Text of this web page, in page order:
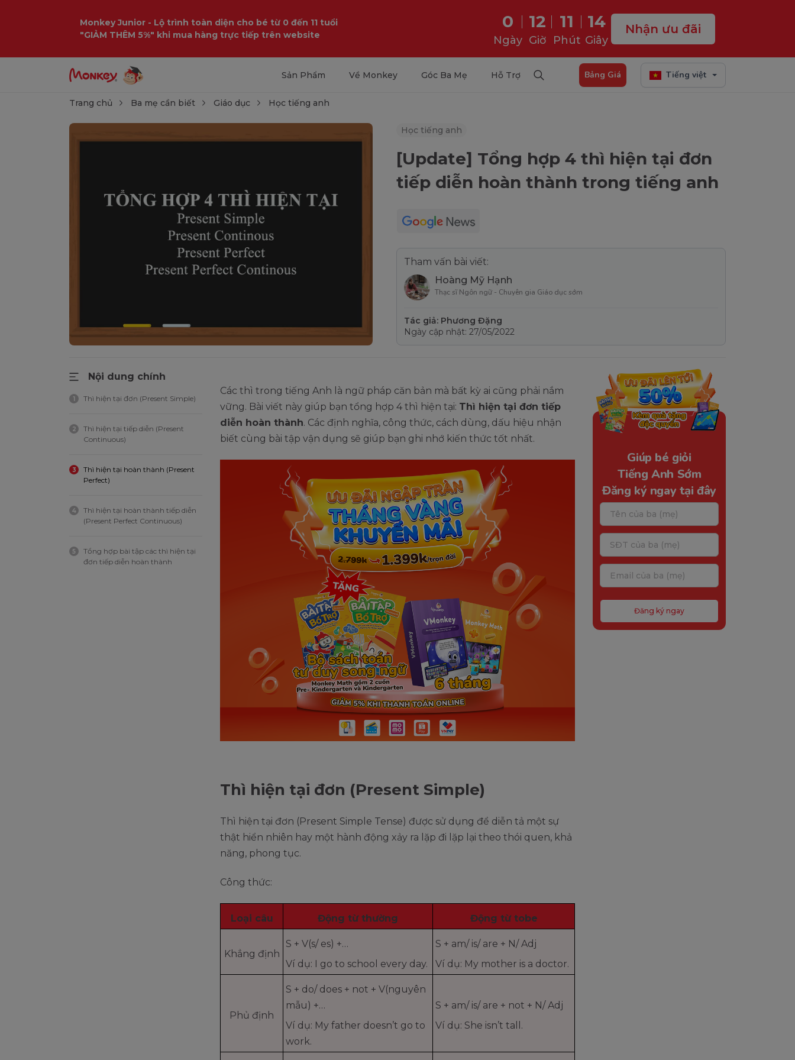
Monkey Junior - Lộ trình toàn diện cho bé từ 0 đến 11 tuổi
"GIẢM THÊM 5%" khi mua hàng trực tiếp trên website
0
Ngày
12
Giờ
11
Phút
13
Giây
Nhận ưu đãi
Sản Phẩm Về Monkey Góc Ba Mẹ Hỗ Trợ Bảng Giá Tiếng việt
Trang chủ Ba mẹ cần biết Giáo dục Học tiếng anh
Học tiếng anh
[Update] Tổng hợp 4 thì hiện tại đơn
tiếp diễn hoàn thành trong tiếng anh
Tham vấn bài viết:
Hoàng Mỹ Hạnh
Thạc sĩ Ngôn ngữ - Chuyên gia Giáo dục sớm
Tác giả: Phương Đặng
Ngày cập nhật: 27/05/2022
Nội dung chính
1 Thì hiện tại đơn (Present Simple)
2
Thì hiện tại tiếp diễn (Present
Continuous)
3
Thì hiện tại hoàn thành (Present
Perfect)
4
Thì hiện tại hoàn thành tiếp diễn
(Present Perfect Continuous)
5
Tổng hợp bài tập các thì hiện tại
đơn tiếp diễn hoàn thành
Các thì trong tiếng Anh là ngữ pháp căn bản mà bất kỳ ai cũng phải nắm
vững. Bài viết này giúp bạn tổng hợp 4 thì hiện tại: Thì hiện tại đơn tiếp
diễn hoàn thành. Các định nghĩa, công thức, cách dùng, dấu hiệu nhận
biết cùng bài tập vận dụng sẽ giúp bạn ghi nhớ kiến thức tốt nhất.
Thì hiện tại đơn (Present Simple)
Thì hiện tại đơn (Present Simple Tense) được sử dụng để diễn tả một sự
thật hiển nhiên hay một hành động xảy ra lặp đi lặp lại theo thói quen, khả
năng, phong tục.
Công thức:
Loại câu Động từ thường Động từ tobe
Khẳng định
S + V(s/ es) +…
Ví dụ: I go to school every day.
S + am/ is/ are + N/ Adj
Ví dụ: My mother is a doctor.
Phủ định
S + do/ does + not + V(nguyên
mẫu) +…
Ví dụ: My father doesn’t go to
work.
S + am/ is/ are + not + N/ Adj
Ví dụ: She isn’t tall.
Giúp bé giỏi
Tiếng Anh Sớm
Đăng ký ngay tại đây
Đăng ký ngay